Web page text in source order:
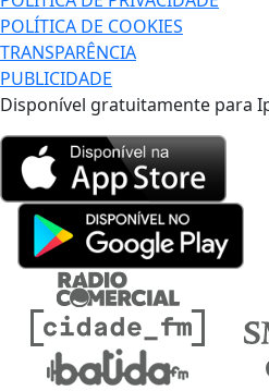
POLÍTICA DE COOKIES
TRANSPARÊNCIA
PUBLICIDADE
Disponível gratuitamente para